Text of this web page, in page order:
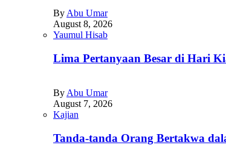
By Abu Umar
August 8, 2026
Yaumul Hisab
Lima Pertanyaan Besar di Hari
By Abu Umar
August 7, 2026
Kajian
Tanda-tanda Orang Bertakwa